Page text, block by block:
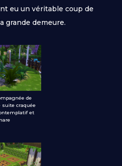
eu un véritable coup de
grande demeure.
de
suite craquée
et